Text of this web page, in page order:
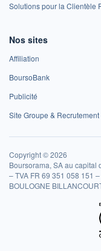
Solutions pour la Clientèle
Nos sites
Affiliation
BoursoBank
Publicité
Site Groupe & Recrutement
Copyright © 2026
Boursorama, SA au capital
– TVA FR 69 351 058 151
BOULOGNE